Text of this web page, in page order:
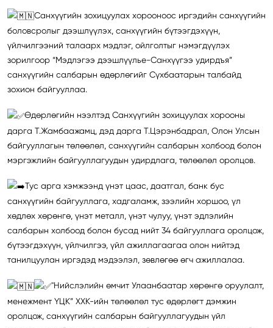
Санхүүгийн зохицуулах хорооноос иргэдийн санхүүгийн
боловсролыг дээшлүүлэх, санхүүгийн бүтээгдэхүүн,
үйлчилгээний талаарх мэдлэг, ойлголтыг нэмэгдүүлэх
зорилгоор “Мэдлэгээ дээшлүүлье-Санхүүгээ удирдъя”
санхүүгийн салбарын өдөрлөгийг Сүхбаатарын талбайд
зохион байгууллаа.
Өдөрлөгийн нээлтэд Санхүүгийн зохицуулах хорооны
дарга Т.Жамбаажамц, дэд дарга Т.Цэрэнбадрал, Олон Улсын
байгууллагын төлөөлөл, санхүүгийн салбарын холбоод болон
мэргэжлийн байгууллагуудын удирдлага, төлөөлөл оролцов.
Тус арга хэмжээнд үнэт цаас, даатгал, банк бус
санхүүгийн байгууллага, хадгаламж, зээлийн хоршоо, үл
хөдлөх хөрөнгө, үнэт металл, үнэт чулуу, үнэт эдлэлийн
салбарын холбоод болон бусад нийт 34 байгууллага оролцож,
бүтээгдэхүүн, үйлчилгээ, үйл ажиллагаагаа олон нийтэд
танилцуулан иргэдэд мэдээлэл, зөвлөгөө өгч ажиллалаа.
"Нийслэлийн өмчит Улаанбаатар хөрөнгө оруулалт,
менежмент ҮЦК” ХХК-ийн төлөөлөл тус өдөрлөгт дэмжин
оролцож, санхүүгийн салбарын байгууллагуудын үйл